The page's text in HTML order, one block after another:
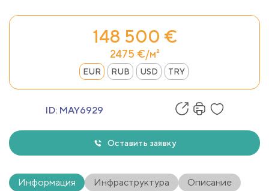
148 500 €
2475 €/м²
EUR RUB USD TRY
ID: MAY6929
Оставить заявку
Информация Инфраструктура Описание